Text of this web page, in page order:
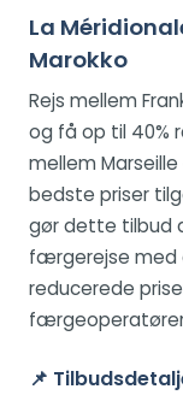
La
Marokko
Rejs mellem
og få op til
mellem
bedste priser
gør dette tilbud
færgerejse med
reducerede
📌